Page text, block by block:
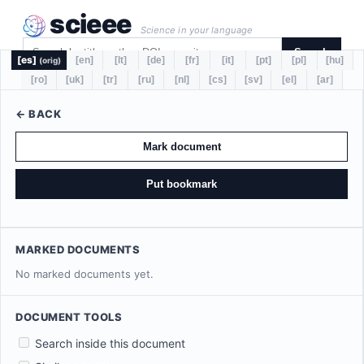
scieee Science in your language
Search
[es] (orig) [en] [lt] [de] [fr] [it] [pt] [pl]
[hu]
[ro]
[uk] [tr] [ru] [nl] [cs] [sv] [el] [ar]
← BACK
Mark document
Put bookmark
MARKED DOCUMENTS
No marked documents yet.
DOCUMENT TOOLS
Search inside this document